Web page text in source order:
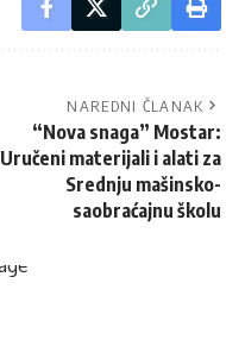
NAREDNI ČLANAK
“Nova snaga” Mostar:
Uručeni materijali i alati za
Srednju mašinsko-
saobraćajnu školu